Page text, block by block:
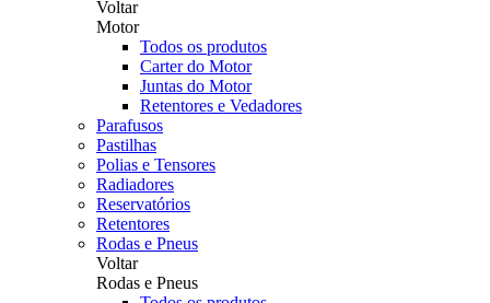
Voltar
Motor
Todos os produtos
Carter do Motor
Juntas do Motor
Retentores e Vedadores
Parafusos
Pastilhas
Polias e Tensores
Radiadores
Reservatórios
Retentores
Rodas e Pneus
Voltar
Rodas e Pneus